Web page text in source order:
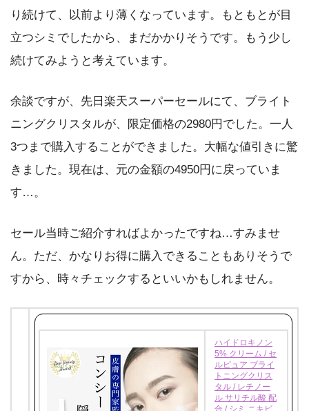
り続けて、以前より薄くなっています。もともとが目
立つシミでしたから、まだかかりそうです。もう少し
続けてみようと考えています。
余談ですが、先日楽天スーパーセールにて、ブライト
ニングクリスタルが、限定価格の2980円でした。一人
3つまで購入することができました。大幅な値引きに驚
きました。現在は、元の金額の4950円に戻っていま
す…。
セール当時ご紹介すればよかったですね…すみませ
ん。ただ、かなりお得に購入できることもありそうで
すから、時々チェックするといいかもしれません。
ハイドロキノン
5% クリーム / セ
ルピュア ブライ
トニングクリス
タル / レチノー
ル サリチル酸 配